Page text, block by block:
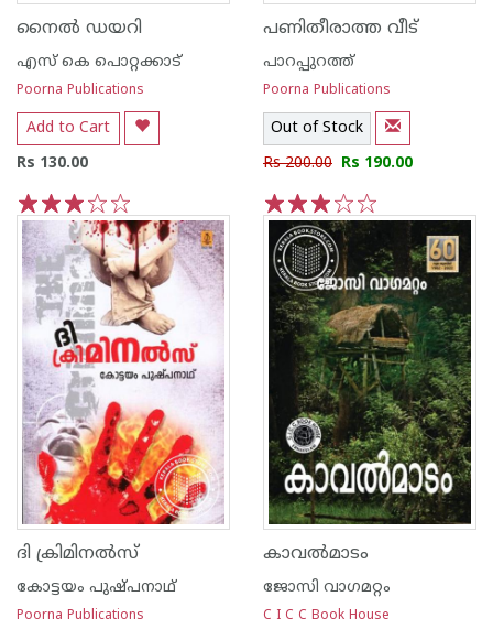
നൈല്‍ ഡയറി
എസ്‌ കെ പൊറ്റക്കാട്‌
Poorna Publications
Add to Cart
Rs 130.00
5
4
3
2
1
പണിതീരാത്ത വീട്
പാറപ്പുറത്ത്‌
Poorna Publications
Out of Stock
Rs 200.00 Rs 190.00
5
4
3
2
1
ദി ക്രിമിനല്‍സ്
കോട്ടയം പുഷ്പനാഥ്
Poorna Publications
കാവല്‍മാടം
ജോസി വാഗമറ്റം
C I C C Book House